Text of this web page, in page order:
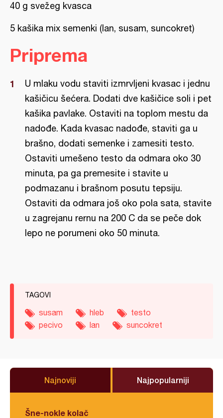
40 g svežeg kvasca
5 kašika mix semenki (lan, susam, suncokret)
Priprema
U mlaku vodu staviti izmrvljeni kvasac i jednu
kašičicu šećera. Dodati dve kašičice soli i pet
kašika pavlake. Ostaviti na toplom mestu da
nadođe. Kada kvasac nadođe, staviti ga u
brašno, dodati semenke i zamesiti testo.
Ostaviti umešeno testo da odmara oko 30
minuta, pa ga premesite i stavite u
podmazanu i brašnom posutu tepsiju.
Ostaviti da odmara još oko pola sata, stavite
u zagrejanu rernu na 200 C da se peče dok
lepo ne porumeni oko 50 minuta.
TAGOVI
susam hleb
testo
pecivo
lan suncokret
Najnoviji Najpopularniji
Šne-nokle kolač